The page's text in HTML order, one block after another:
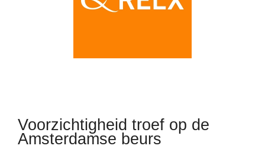
Voorzichtigheid troef op de
Amsterdamse beurs